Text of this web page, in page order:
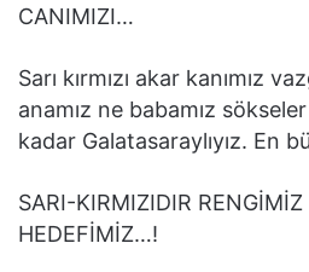
CANIMIZI…
Sarı kırmızı akar kanımız
anamız ne babamız
kadar Galatasaraylıyız. En
SARI-KIRMIZIDIR
HEDEFİMİZ…!